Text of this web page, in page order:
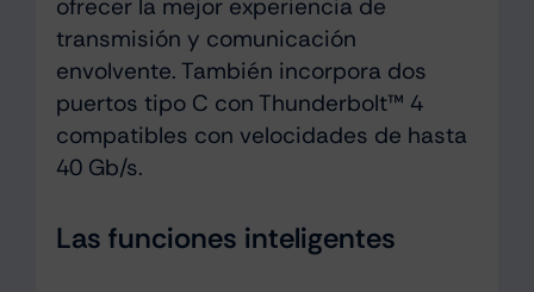
ofrecer la mejor experiencia de
transmisión y comunicación
envolvente. También incorpora dos
puertos tipo C con Thunderbolt™ 4
compatibles con velocidades de hasta
40 Gb/s.
Las funciones inteligentes